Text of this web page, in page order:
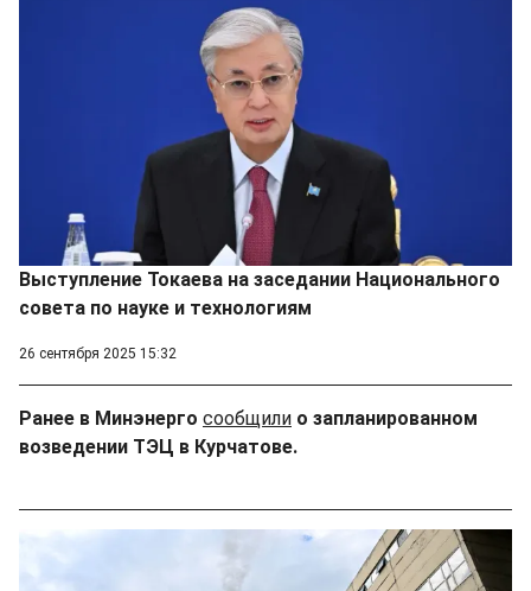
Выступление Токаева на заседании Национального
совета по науке и технологиям
26 сентября 2025 15:32
Ранее в Минэнерго сообщили о запланированном
возведении ТЭЦ в Курчатове.